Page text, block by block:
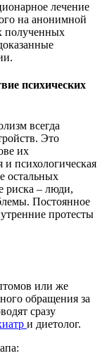
лечение
на анонимной
полученных
психических
всегда
Это
их
и психологическая
остальных
риска – люди,
Постоянное
протесты
или же
обращения за
сразу
и диетолог.